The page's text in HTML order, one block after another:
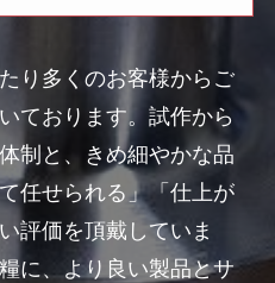
り多くのお客様からご
ております。試作から
制と、きめ細やかな品
任せられる」「仕上が
評価を頂戴していま
に、より良い製品とサ